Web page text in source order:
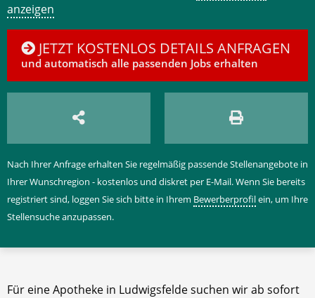
anzeigen
JETZT KOSTENLOS DETAILS ANFRAGEN
und automatisch alle passenden Jobs erhalten
Nach Ihrer Anfrage erhalten Sie regelmäßig passende Stellenangebote in
Ihrer Wunschregion - kostenlos und diskret per E-Mail. Wenn Sie bereits
registriert sind, loggen Sie sich bitte in Ihrem Bewerberprofilein, um Ihre
Stellensuche anzupassen.
Für eine Apotheke in Ludwigsfelde suchen wir ab sofort